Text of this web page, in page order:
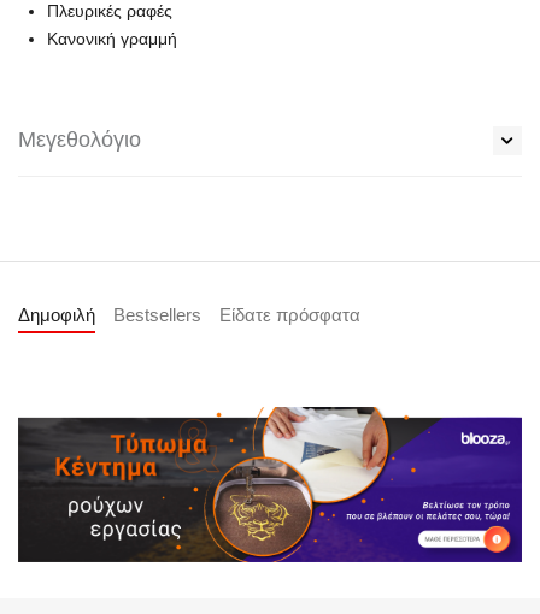
Πλευρικές ραφές
Κανονική γραμμή
Μεγεθολόγιο
Δημοφιλή Bestsellers Είδατε πρόσφατα